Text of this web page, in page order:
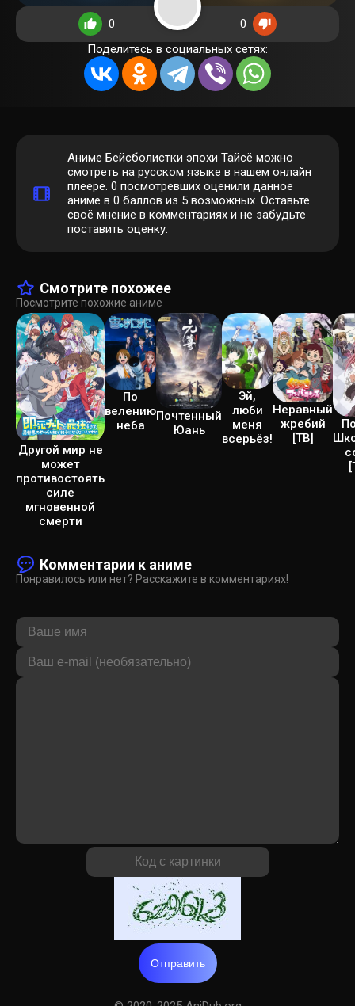
0
0
Поделитесь в социальных сетях:
Аниме Бейсболистки эпохи Тайсё можно
смотреть на русском языке в нашем онлайн
плеере. 0 посмотревших оценили данное
аниме в 0 баллов из 5 возможных. Оставьте
своё мнение в комментариях и не забудьте
поставить оценку.
Смотрите похожее
Посмотрите похожие аниме
Другой мир не
может
противостоять
силе
мгновенной
смерти
По
велению
неба
Почтенный
Юань
Эй,
люби
меня
всерьёз!
Неравный
жребий
[ТВ]
Комментарии к аниме
Понравилось или нет? Расскажите в комментариях!
Отправить